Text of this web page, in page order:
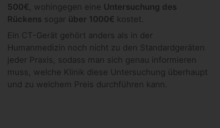
500€ , wohingegen eine Untersuchung des
Rückens sogar über 1000€ kostet.
Ein CT-Gerät gehört anders als in der
Humanmedizin noch nicht zu den Standardgeräten
jeder Praxis, sodass man sich genau informieren
muss, welche Klinik diese Untersuchung überhaupt
und zu welchem Preis durchführen kann.